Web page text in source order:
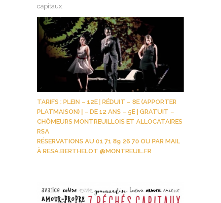
capitaux.
TARIFS : PLEIN – 12E | RÉDUIT – 8E (APPORTER
PLATMAISON) | – DE 12 ANS – 5E | GRATUIT –
CHÔMEURS MONTREUILLOIS ET ALLOCATAIRES
RSA
RÉSERVATIONS AU 01 71 89 26 70 OU PAR MAIL
À RESA.BERTHELOT @MONTREUIL.FR